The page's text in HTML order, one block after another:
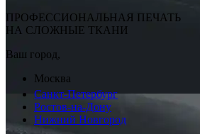
ПРОФЕССИОНАЛЬНАЯ ПЕЧАТЬ
НА СЛОЖНЫЕ ТКАНИ
Ваш город,
Москва
Санкт-Петербург
Ростов-на-Дону
Нижний Новгород